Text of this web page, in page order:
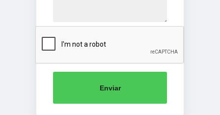
Enviar